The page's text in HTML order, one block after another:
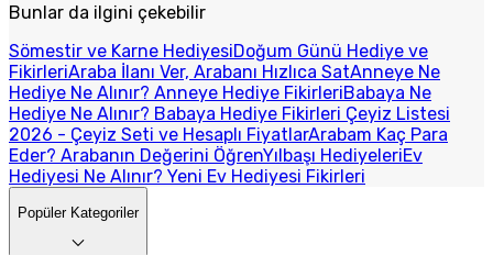
Bunlar da ilgini çekebilir
Sömestir ve Karne HediyesiDoğum Günü Hediye ve
FikirleriAraba İlanı Ver, Arabanı Hızlıca SatAnneye Ne
Hediye Ne Alınır? Anneye Hediye FikirleriBabaya Ne
Hediye Ne Alınır? Babaya Hediye Fikirleri Çeyiz Listesi
2026 - Çeyiz Seti ve Hesaplı FiyatlarArabam Kaç Para
Eder? Arabanın Değerini ÖğrenYılbaşı HediyeleriEv
Hediyesi Ne Alınır? Yeni Ev Hediyesi Fikirleri
Popüler Kategoriler